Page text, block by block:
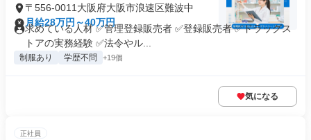
〒556-0011大阪府大阪市浪速区難波中
月給28万円～40万円
求めている人材 ✅管理登録販売者 ✅登録販売者 ✅ドラッグス
トアの実務経験 ✅法令やル...
制服あり 学歴不問 +19個
気になる
正社員